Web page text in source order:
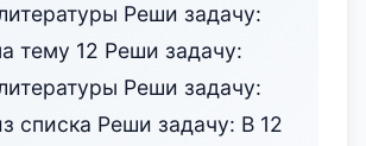
Реши задачу:
тему 12 Реши задачу:
Реши задачу:
списка Реши задачу: В 12